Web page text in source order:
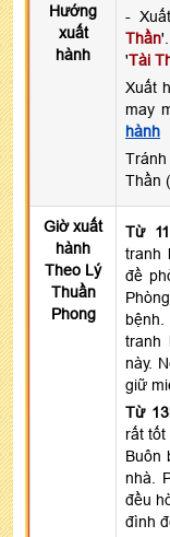
Hướng
xuất
hành
-
Thần
'Tài
Xuất
may
hành
Thần
Giờ xuất
hành
Theo Lý
Thuần
Phong
Từ
tranh
đề
tranh
này.
giữ
Từ
rất tốt
Buôn
nhà.
đều
đình